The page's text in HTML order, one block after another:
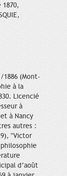
1886 (Mont-
à la
Licencié
à
à Nancy
autres :
"Victor
d’août